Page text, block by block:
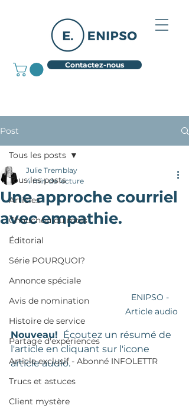
Contactez-nous
Post
Tous les posts
Articles
Chouchou du mois
Éditorial
Série POURQUOI?
Annonce spéciale
Avis de nomination
Histoire de service
Partage d'expériences
Article exclusif - Abonné INFOLETTR
Trucs et astuces
Client mystère
Tous les posts
Une approche courriel
avec empathie.
Julie Tremblay
4 min de lecture
ENIPSO -
Article audio
Nouveau! Écoutez un résumé de
l'article en cliquant sur l'icone
article audio.